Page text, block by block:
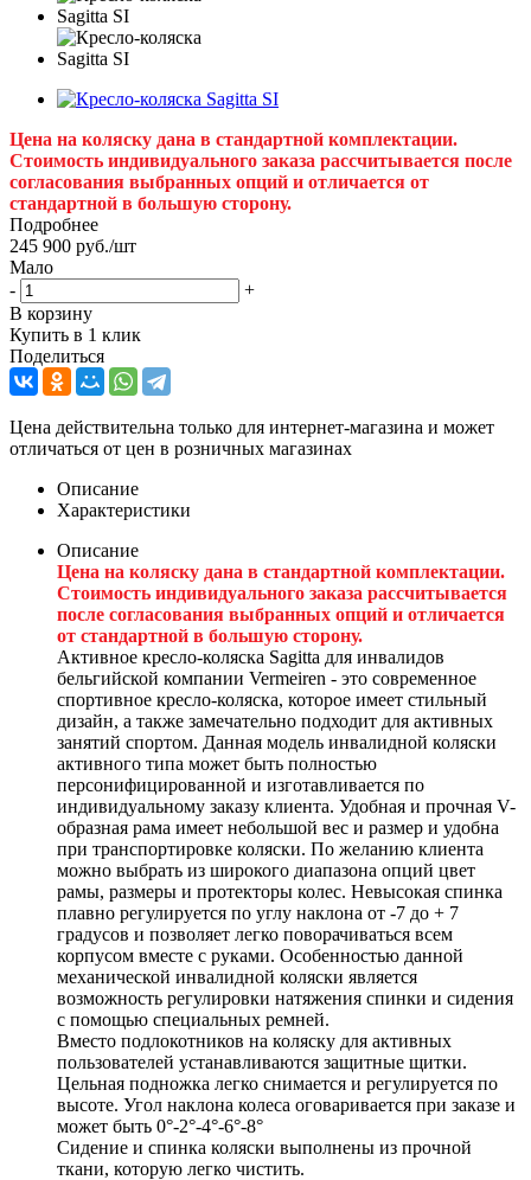
Цена на коляску дана в стандартной комплектации.
Стоимость индивидуального заказа рассчитывается после
согласования выбранных опций и отличается от
стандартной в большую сторону.
Подробнее
245 900 руб./шт
Мало
-
+
В корзину
Купить в 1 клик
Поделиться
Цена действительна только для интернет-магазина и может
отличаться от цен в розничных магазинах
Описание
Характеристики
Описание
Цена на коляску дана в стандартной комплектации.
Стоимость индивидуального заказа рассчитывается
после согласования выбранных опций и отличается
от стандартной в большую сторону.
Активное кресло-коляска Sagitta для инвалидов
бельгийской компании Vermeiren - это современное
спортивное кресло-коляска, которое имеет стильный
дизайн, а также замечательно подходит для активных
занятий спортом. Данная модель инвалидной коляски
активного типа может быть полностью
персонифицированной и изготавливается по
индивидуальному заказу клиента. Удобная и прочная V-
образная рама имеет небольшой вес и размер и удобна
при транспортировке коляски. По желанию клиента
можно выбрать из широкого диапазона опций цвет
рамы, размеры и протекторы колес. Невысокая спинка
плавно регулируется по углу наклона от -7 до + 7
градусов и позволяет легко поворачиваться всем
корпусом вместе с руками. Особенностью данной
механической инвалидной коляски является
возможность регулировки натяжения спинки и сидения
с помощью специальных ремней.
Вместо подлокотников на коляску для активных
пользователей устанавливаются защитные щитки.
Цельная подножка легко снимается и регулируется по
высоте. Угол наклона колеса оговаривается при заказе и
может быть 0°-2°-4°-6°-8°
Сидение и спинка коляски выполнены из прочной
ткани, которую легко чистить.